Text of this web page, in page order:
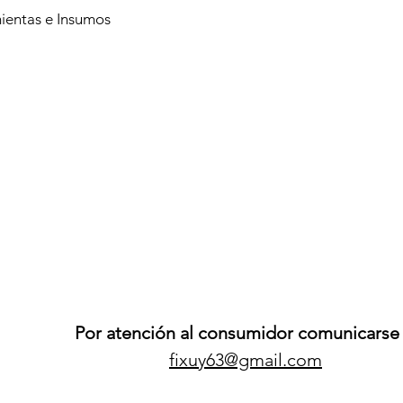
e Insumos
Por atención al consumidor comunicarse
fixuy63@gmail.com